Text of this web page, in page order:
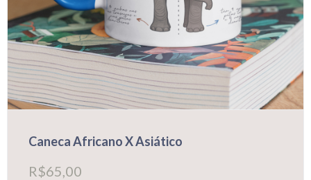
Caneca Africano X Asiático
R$65,00